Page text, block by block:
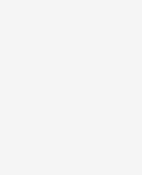
與結構，恐怕心有餘
許多，因為學習力或
備拜師學藝。當坐在
我有些尷尬，全是年
是驚訝，大家都很好
第一個反應就是沒時
畫，我常常開玩笑回